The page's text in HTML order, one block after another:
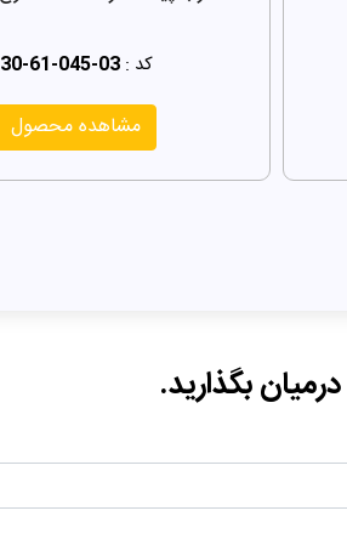
کد :30-61-045-03
مشاهده محصول
بگذارید.